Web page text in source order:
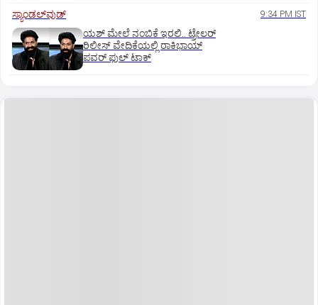
ಸ್ಯಾಂಡಲ್‌ವುಡ್‌ 9:34 PM IST
ಯಶ್‌ ಮೇಲೆ ನಂಬಿಕೆ ಇರಲಿ.. ಟ್ರೇಲರ್‌
ರಿಲೀಸ್‌ ವೇದಿಕೆಯಲ್ಲಿ ರಾಕಿಭಾಯ್‌
ಪವರ್‌ ಫುಲ್‌ ಟಾಕ್